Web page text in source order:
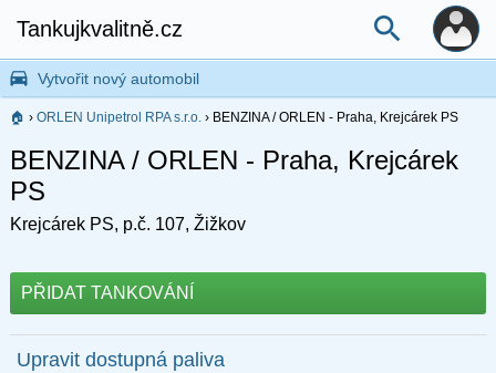
Tankujkvalitně.cz
Vytvořit nový automobil
🏠 › ORLEN Unipetrol RPA s.r.o.› BENZINA / ORLEN - Praha, Krejcárek PS
BENZINA / ORLEN - Praha, Krejcárek
PS
Krejcárek PS, p.č. 107, Žižkov
PŘIDAT TANKOVÁNÍ
Upravit dostupná paliva